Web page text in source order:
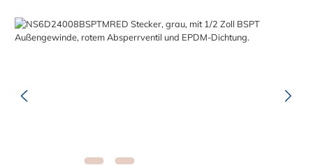
Bildergalerie überspringen